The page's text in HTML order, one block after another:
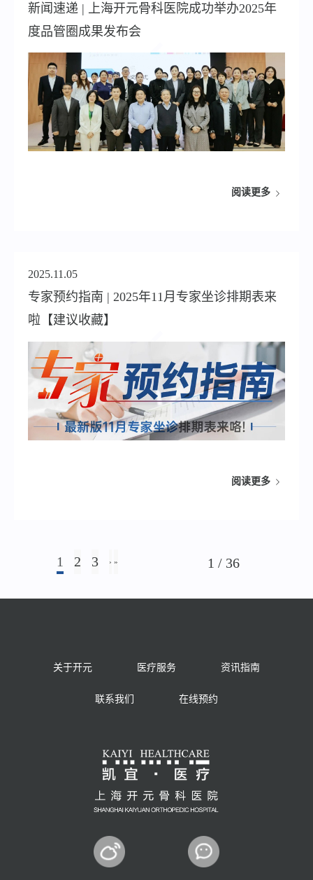
新闻速递 | 上海开元骨科医院成功举办2025年
度品管圈成果发布会
阅读更多
2025.11.05
专家预约指南 | 2025年11月专家坐诊排期表来
啦【建议收藏】
阅读更多
1 / 36
1 2 3 › »
关于开元 医疗服务 资讯指南
联系我们 在线预约